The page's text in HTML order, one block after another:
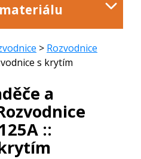
> Rozvodnice
s krytím
a
::